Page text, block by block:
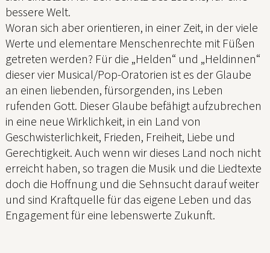
bessere Welt.
Woran sich aber orientieren, in einer Zeit, in der viele
Werte und elementare Menschenrechte mit Füßen
getreten werden? Für die „Helden“ und „Heldinnen“
dieser vier Musical/Pop-Oratorien ist es der Glaube
an einen liebenden, fürsorgenden, ins Leben
rufenden Gott. Dieser Glaube befähigt aufzubrechen
in eine neue Wirklichkeit, in ein Land von
Geschwisterlichkeit, Frieden, Freiheit, Liebe und
Gerechtigkeit. Auch wenn wir dieses Land noch nicht
erreicht haben, so tragen die Musik und die Liedtexte
doch die Hoffnung und die Sehnsucht darauf weiter
und sind Kraftquelle für das eigene Leben und das
Engagement für eine lebenswerte Zukunft.